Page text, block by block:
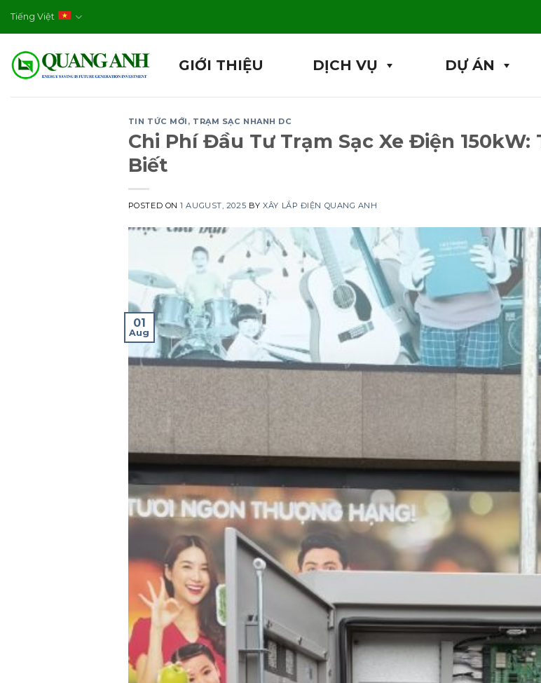
Tiếng Việt
GIỚI THIỆU DỊCH VỤ DỰ ÁN
TIN TỨC MỚI , TRẠM SẠC NHANH DC
Chi Phí Đầu Tư Trạm Sạc Xe Điện 150kW:
Biết
POSTED ON1 AUGUST, 2025 BYXÂY LẮP ĐIỆN QUANG ANH
01
Aug